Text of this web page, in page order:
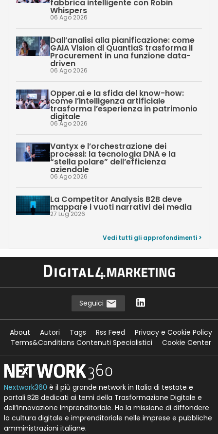
fabbrica intelligente con Robin
Whispers
06 Ago 2026
Dall’analisi alla pianificazione: come
GAIA Vision di QuantiaS trasforma il
Procurement in una funzione data-
driven
06 Ago 2026
Opper.ai e la sfida del know-how:
come l’intelligenza artificiale
trasforma l’esperienza in patrimonio
digitale
06 Ago 2026
Vantyx e l’orchestrazione dei
processi: la tecnologia DNA e la
“stella polare” dell’efficienza
aziendale
06 Ago 2026
La Competitor Analysis B2B deve
mappare i vuoti narrativi dei media
27 Lug 2026
Vedi tutti gli approfondimenti >
Seguici
About Autori Tags Rss Feed
Privacy e Cookie Policy
Terms&Conditions Contenuti Specialistici
Cookie Center
Nextwork360 è il più grande network in Italia di testate e
portali B2B dedicati ai temi della Trasformazione Digitale e
dell’Innovazione Imprenditoriale. Ha la missione di diffondere
la cultura digitale e imprenditoriale nelle imprese e pubbliche
amministrazioni italiane.